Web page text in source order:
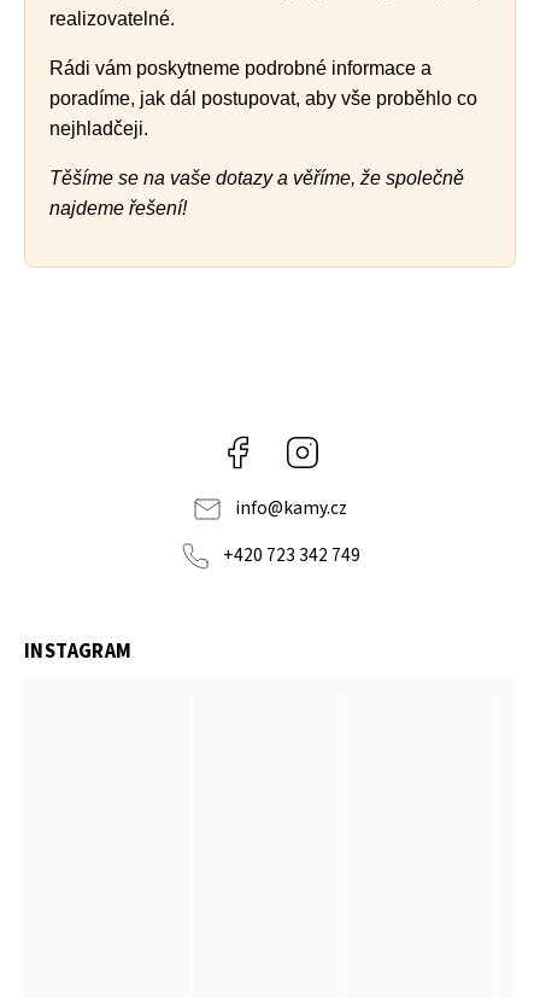
realizovatelné.
Rádi vám poskytneme podrobné informace a
poradíme, jak dál postupovat, aby vše proběhlo co
nejhladčeji.
Těšíme se na vaše dotazy a věříme, že společně
najdeme řešení!
Facebook
info@kamy.cz
+420 723 342 749
INSTAGRAM